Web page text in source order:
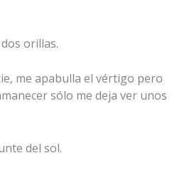
orillas.
me apabulla el vértigo pero
sólo me deja ver unos
del sol.